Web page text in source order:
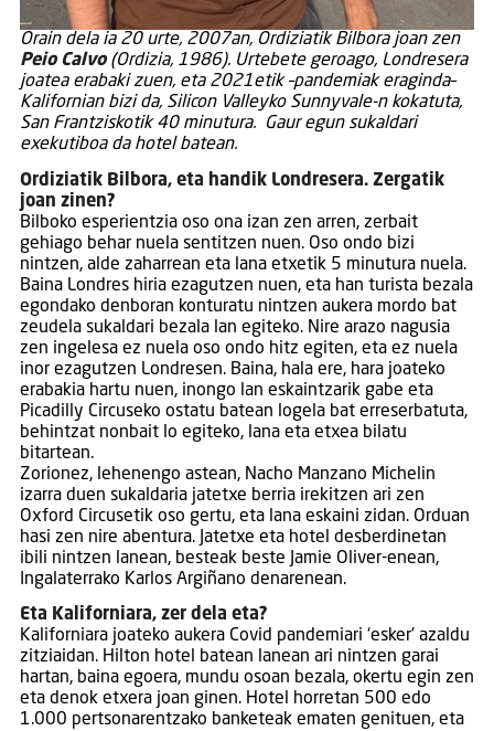
Orain dela ia 20 urte, 2007an, Ordiziatik Bilbora joan zen
Peio Calvo(Ordizia, 1986). Urtebete geroago, Londresera
joatea erabaki zuen, eta 2021etik –pandemiak eraginda–
Kalifornian bizi da, Silicon Valleyko Sunnyvale-n kokatuta,
San Frantziskotik 40 minutura. Gaur egun sukaldari
exekutiboa da hotel batean.
Ordiziatik Bilbora, eta handik Londresera. Zergatik
joan zinen?
Bilboko esperientzia oso ona izan zen arren, zerbait
gehiago behar nuela sentitzen nuen. Oso ondo bizi
nintzen, alde zaharrean eta lana etxetik 5 minutura nuela.
Baina Londres hiria ezagutzen nuen, eta han turista bezala
egondako denboran konturatu nintzen aukera mordo bat
zeudela sukaldari bezala lan egiteko. Nire arazo nagusia
zen ingelesa ez nuela oso ondo hitz egiten, eta ez nuela
inor ezagutzen Londresen. Baina, hala ere, hara joateko
erabakia hartu nuen, inongo lan eskaintzarik gabe eta
Picadilly Circuseko ostatu batean logela bat erreserbatuta,
behintzat nonbait lo egiteko, lana eta etxea bilatu
bitartean.
Zorionez, lehenengo astean, Nacho Manzano Michelin
izarra duen sukaldaria jatetxe berria irekitzen ari zen
Oxford Circusetik oso gertu, eta lana eskaini zidan. Orduan
hasi zen nire abentura. Jatetxe eta hotel desberdinetan
ibili nintzen lanean, besteak beste Jamie Oliver-enean,
Ingalaterrako Karlos Argiñano denarenean.
Eta Kaliforniara, zer dela eta?
Kaliforniara joateko aukera Covid pandemiari ‘esker’ azaldu
zitziaidan. Hilton hotel batean lanean ari nintzen garai
hartan, baina egoera, mundu osoan bezala, okertu egin zen
eta denok etxera joan ginen. Hotel horretan 500 edo
1.000 pertsonarentzako banketeak ematen genituen, eta